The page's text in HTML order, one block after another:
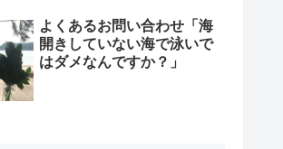
よくあるお問い合わせ「海
開きしていない海で泳いで
はダメなんですか？」